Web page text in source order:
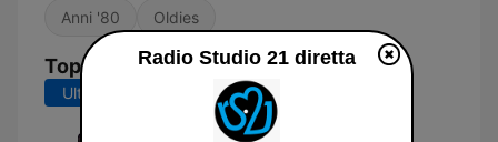
Anni '80 Oldies
Top brani
Ultimi 7 giorni Ultimi 30 giorni
Radio Studio 21 diretta